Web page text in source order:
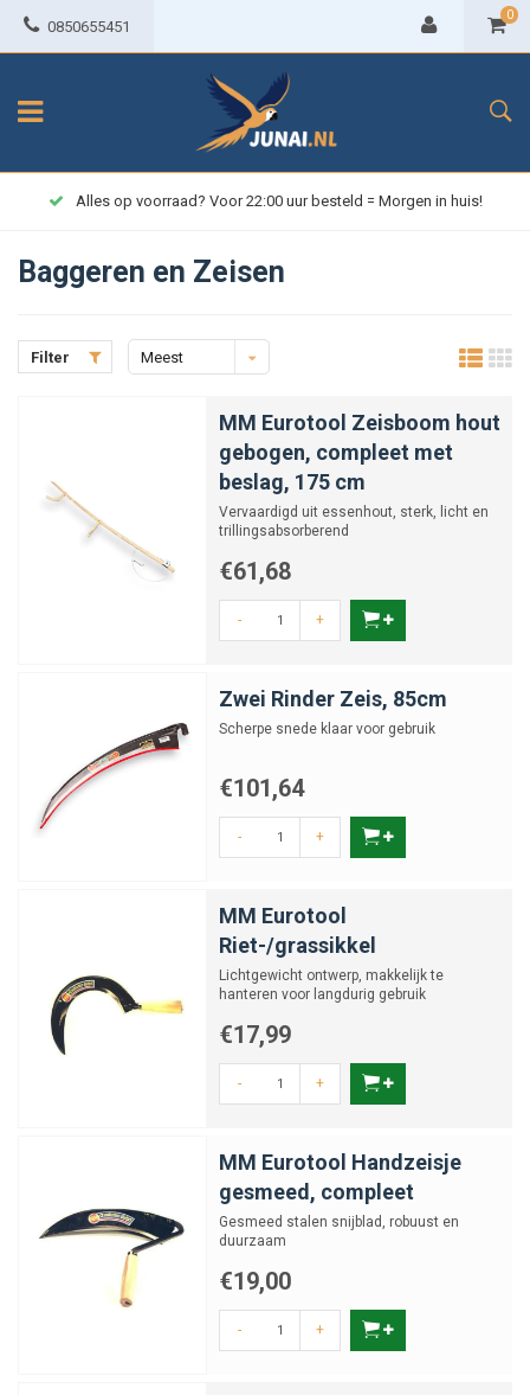
0850655451
0
Alles op voorraad? Voor 22:00 uur besteld = Morgen in huis!
Baggeren en Zeisen
Filter
Meest
MM Eurotool Zeisboom hout
gebogen, compleet met
beslag, 175 cm
Vervaardigd uit essenhout, sterk, licht en
trillingsabsorberend
€61,68
- +
Zwei Rinder Zeis, 85cm
Scherpe snede klaar voor gebruik
€101,64
- +
MM Eurotool
Riet-/grassikkel
Lichtgewicht ontwerp, makkelijk te
hanteren voor langdurig gebruik
€17,99
- +
MM Eurotool Handzeisje
gesmeed, compleet
Gesmeed stalen snijblad, robuust en
duurzaam
€19,00
- +